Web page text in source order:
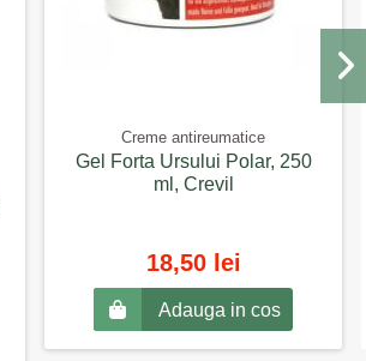
Creme antireumatice
Gel Forta Ursului Polar, 250
ml, Crevil
18,50 lei
Adauga in cos